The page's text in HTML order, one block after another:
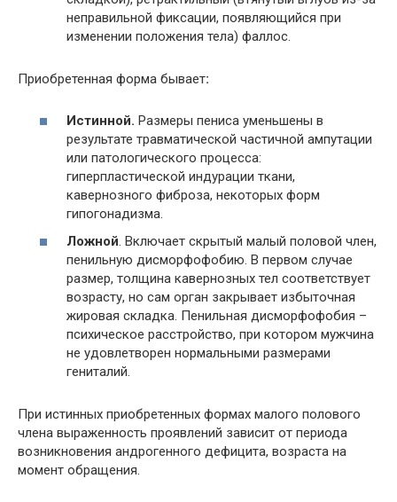
неправильной фиксации, появляющийся при
изменении положения тела) фаллос.
Приобретенная форма бывает:
Истинной. Размеры пениса уменьшены в
результате травматической частичной ампутации
или патологического процесса:
гиперпластической индурации ткани,
кавернозного фиброза, некоторых форм
гипогонадизма.
Ложной. Включает скрытый малый половой член,
пенильную дисморфофобию. В первом случае
размер, толщина кавернозных тел соответствует
возрасту, но сам орган закрывает избыточная
жировая складка. Пенильная дисморфофобия –
психическое расстройство, при котором мужчина
не удовлетворен нормальными размерами
гениталий.
При истинных приобретенных формах малого полового
члена выраженность проявлений зависит от периода
возникновения андрогенного дефицита, возраста на
момент обращения.